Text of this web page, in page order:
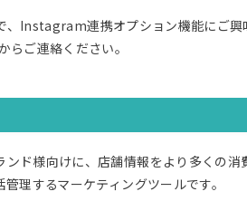
Instagram連携オプション機能にご興
らご連絡ください｡
ド様向けに、店舗情報をより多くの
理するマーケティングツールです。